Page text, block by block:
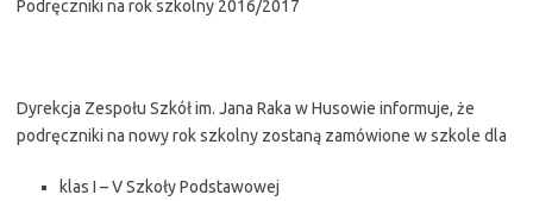
Podręczniki na rok szkolny 2016/2017
Dyrekcja Zespołu Szkół im. Jana Raka w Husowie informuje, że
podręczniki na nowy rok szkolny zostaną zamówione w szkole dla
klas I – V Szkoły Podstawowej